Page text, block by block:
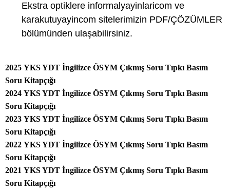
Ekstra optiklere informalyayinlaricom ve
karakutuyayincom sitelerimizin PDF/ÇÖZÜMLER
bölümünden ulaşabilirsiniz.
2025 YKS YDT İngilizce ÖSYM Çıkmış Soru Tıpkı Basım
Soru Kitapçığı
2024 YKS YDT İngilizce ÖSYM Çıkmış Soru Tıpkı Basım
Soru Kitapçığı
2023 YKS YDT İngilizce ÖSYM Çıkmış Soru Tıpkı Basım
Soru Kitapçığı
2022 YKS YDT İngilizce ÖSYM Çıkmış Soru Tıpkı Basım
Soru Kitapçığı
2021 YKS YDT İngilizce ÖSYM Çıkmış Soru Tıpkı Basım
Soru Kitapçığı